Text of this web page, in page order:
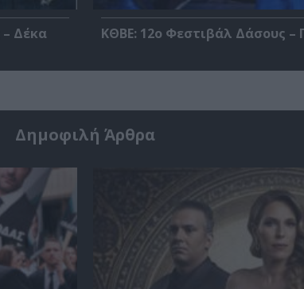
– Δέκα
ΚΘΒΕ: 12ο Φεστιβάλ Δάσους –
Δημοφιλή Άρθρα